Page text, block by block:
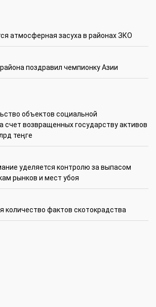
атмосферная засуха в районах ЗКО
поздравил чемпионку Азии
объектов социальной
счет возвращенных государству активов
теңге
уделяется контролю за выпасом
рынков и мест убоя
количество фактов скотокрадства